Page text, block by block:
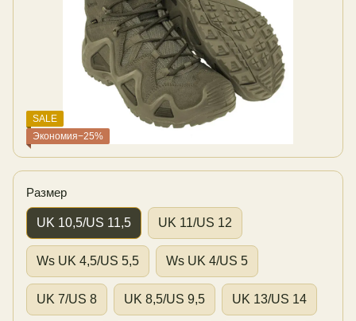
SALE
Экономия−25%
Размер
UK 10,5/US 11,5 UK 11/US 12
Ws UK 4,5/US 5,5 Ws UK 4/US 5
UK 7/US 8 UK 8,5/US 9,5 UK 13/US 14